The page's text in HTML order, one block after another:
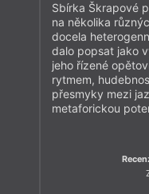
Sbírka Škrapové
na několika
docela
dalo popsat jako
jeho řízené
rytmem,
přesmyky mezi
metaforickou